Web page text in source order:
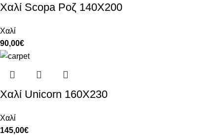
Χαλί Scopa Ροζ 140Χ200
Χαλί
90,00€
Χαλί Unicorn 160X230
Χαλί
145,00€